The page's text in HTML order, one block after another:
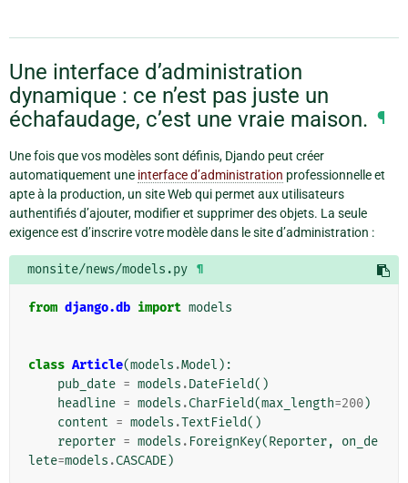
Une interface d’administration
dynamique : ce n’est pas juste un
échafaudage, c’est une vraie maison. ¶
Une fois que vos modèles sont définis, Djando peut créer
automatiquement une interface d’administration professionnelle et
apte à la production, un site Web qui permet aux utilisateurs
authentifiés d’ajouter, modifier et supprimer des objets. La seule
exigence est d’inscrire votre modèle dans le site d’administration :
monsite/news/models.py ¶
from django.db import models
class Article(models .Model ):
pub_date = models .DateField()
headline = models .CharField(max_length=200)
content = models .TextField()
reporter = models . ForeignKey(Reporter,
on_de
lete=models .CASCADE)